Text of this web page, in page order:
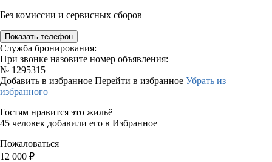
Без комиссии и сервисных сборов
Показать телефон
Служба бронирования:
При звонке назовите номер объявления:
№ 1295315
Добавить в избранное Перейти в избранное Убрать из
избранного
Гостям нравится это жильё
45 человек добавили его в Избранное
Пожаловаться
12 000 ₽